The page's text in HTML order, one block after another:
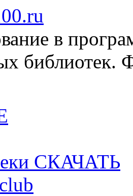
в
библиотек.
СКАЧАТЬ